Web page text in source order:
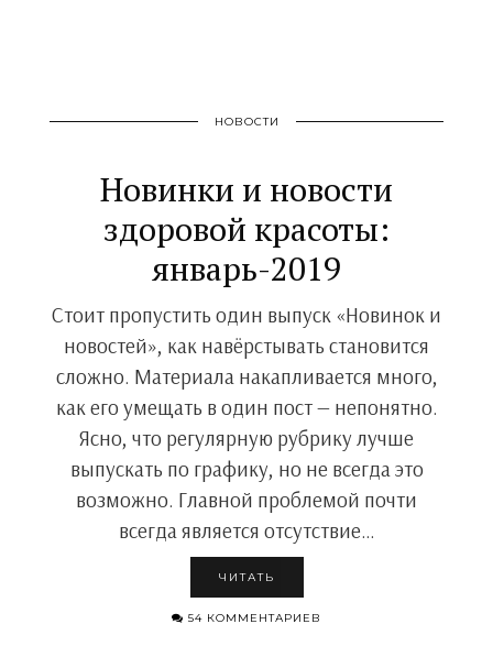
НОВОСТИ
Новинки и новости
здоровой красоты:
январь-2019
Стоит пропустить один выпуск «Новинок и
новостей», как навёрстывать становится
сложно. Материала накапливается много,
как его умещать в один пост — непонятно.
Ясно, что регулярную рубрику лучше
выпускать по графику, но не всегда это
возможно. Главной проблемой почти
всегда является отсутствие…
ЧИТАТЬ
54 КОММЕНТАРИЕВ